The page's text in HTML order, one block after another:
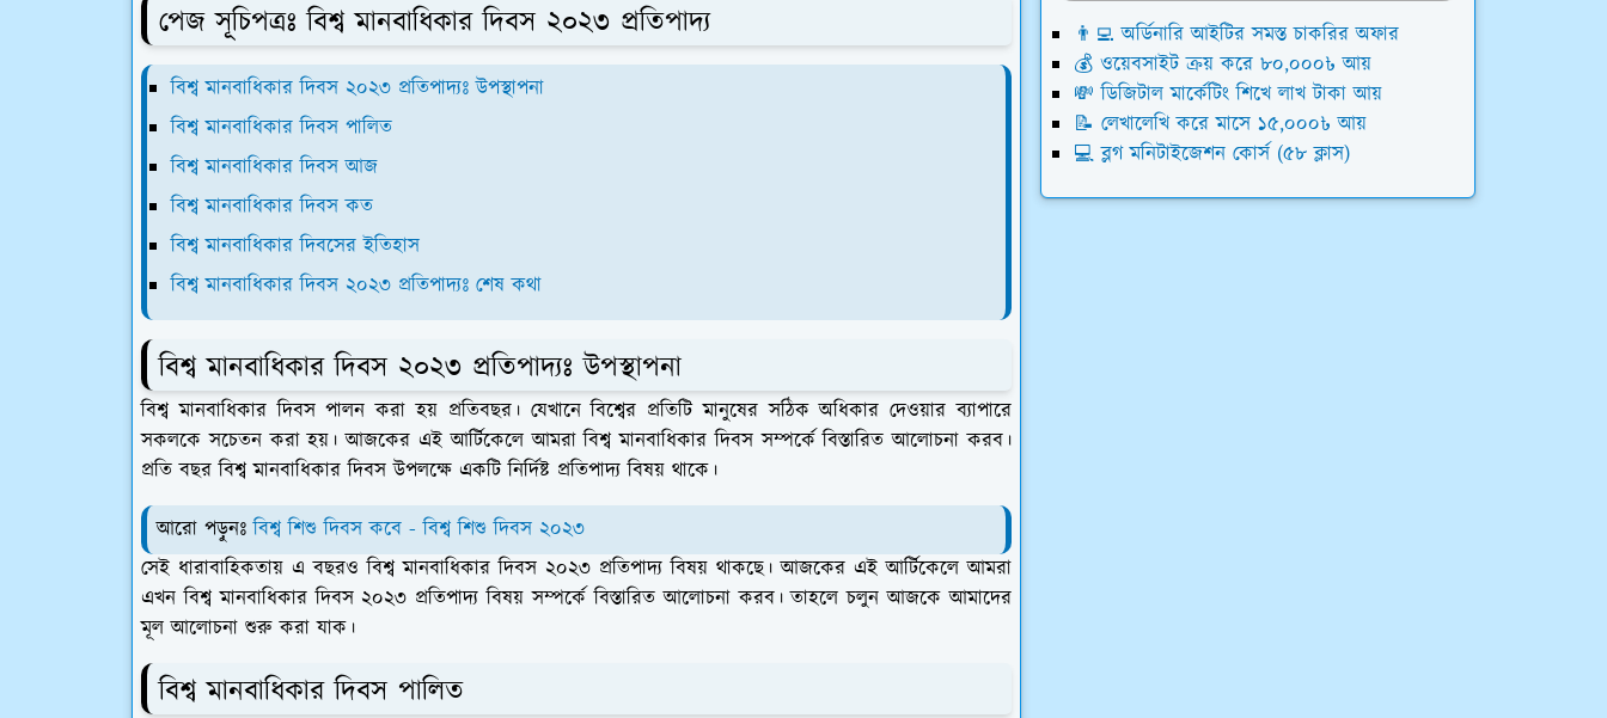
পেজ সূচিপত্রঃ বিশ্ব মানবাধিকার দিবস ২০২৩ প্রতিপাদ্য
বিশ্ব মানবাধিকার দিবস ২০২৩ প্রতিপাদ্যঃ উপস্থাপনা
বিশ্ব মানবাধিকার দিবস পালিত
বিশ্ব মানবাধিকার দিবস আজ
বিশ্ব মানবাধিকার দিবস কত
বিশ্ব মানবাধিকার দিবসের ইতিহাস
বিশ্ব মানবাধিকার দিবস ২০২৩ প্রতিপাদ্যঃ শেষ কথা
বিশ্ব মানবাধিকার দিবস ২০২৩ প্রতিপাদ্যঃ উপস্থাপনা
বিশ্ব মানবাধিকার দিবস পালন করা হয় প্রতিবছর। যেখানে বিশ্বের প্রতিটি মানুষের সঠিক অধিকার দেওয়ার ব্যাপারে
সকলকে সচেতন করা হয়। আজকের এই আর্টিকেলে আমরা বিশ্ব মানবাধিকার দিবস সম্পর্কে বিস্তারিত আলোচনা করব।
প্রতি বছর বিশ্ব মানবাধিকার দিবস উপলক্ষে একটি নির্দিষ্ট প্রতিপাদ্য বিষয় থাকে।
আরো পড়ুনঃবিশ্ব শিশু দিবস কবে - বিশ্ব শিশু দিবস ২০২৩
সেই ধারাবাহিকতায় এ বছরও বিশ্ব মানবাধিকার দিবস ২০২৩ প্রতিপাদ্য বিষয় থাকছে। আজকের এই আর্টিকেলে আমরা
এখন বিশ্ব মানবাধিকার দিবস ২০২৩ প্রতিপাদ্য বিষয় সম্পর্কে বিস্তারিত আলোচনা করব। তাহলে চলুন আজকে আমাদের
মূল আলোচনা শুরু করা যাক।
বিশ্ব মানবাধিকার দিবস পালিত
👨‍💻 অর্ডিনারি আইটির সমস্ত চাকরির অফার
💰 ওয়েবসাইট ক্রয় করে ৮০,০০০৳ আয়
💸 ডিজিটাল মার্কেটিং শিখে লাখ টাকা আয়
📝 লেখালেখি করে মাসে ১৫,০০০৳ আয়
💻 ব্লগ মনিটাইজেশন কোর্স (৫৮ ক্লাস)